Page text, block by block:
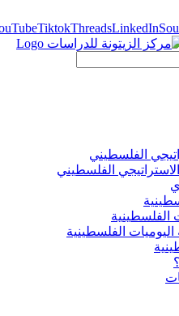
TiktokThreadsLinkedIn
الفلسطيني
الفلسطيني
الفلسطينية
الفلسطينية